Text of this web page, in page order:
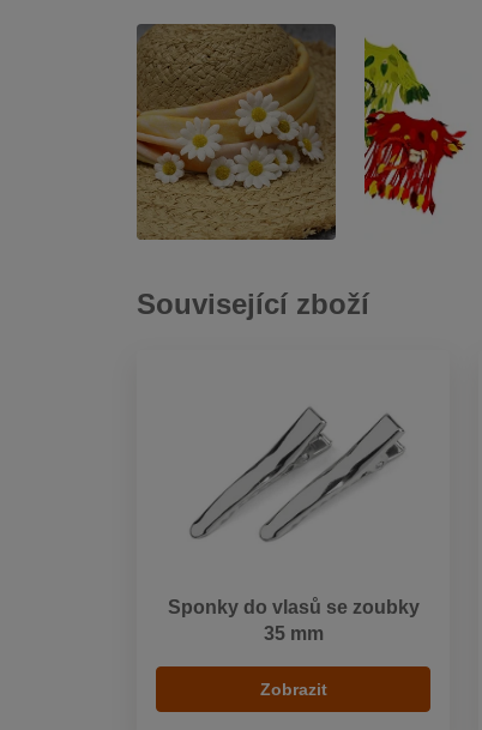
Související zboží
Sponky do vlasů se zoubky
35 mm
Zobrazit